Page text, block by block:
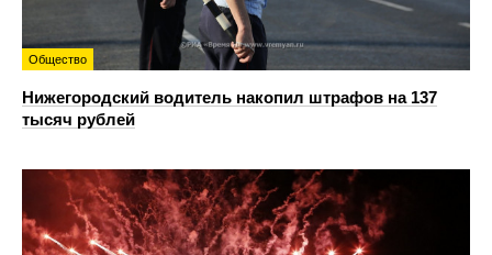
Общество
Нижегородский водитель накопил штрафов на 137
тысяч рублей